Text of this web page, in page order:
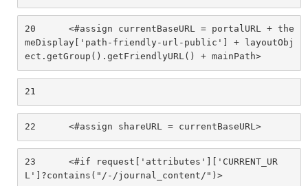
20
meDisplay['path-friendly-url-public'] + layoutObj
ect.getGroup().getFriendlyURL() + mainPath>
21
22
	<#assign shareURL = currentBaseURL>
23
L']?contains("/-/journal_content/")>